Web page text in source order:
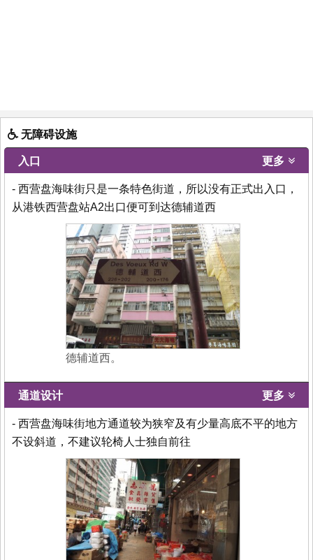
无障碍设施
入口 更多
- 西营盘海味街只是一条特色街道，所以没有正式出入口，
从港铁西营盘站A2出口便可到达德辅道西
德辅道西。
通道设计 更多
- 西营盘海味街地方通道较为狭窄及有少量高底不平的地方
不设斜道，不建议轮椅人士独自前往